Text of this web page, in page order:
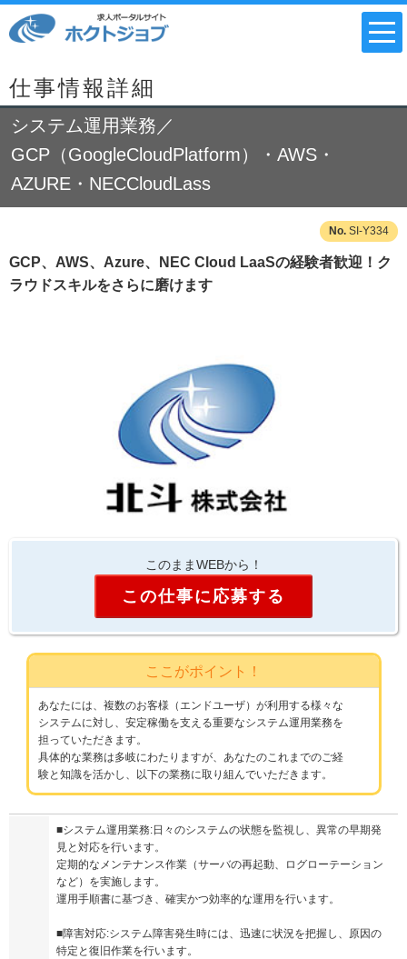
仕事情報詳細
システム運用業務／
GCP（GoogleCloudPlatform）・AWS・
AZURE・NECCloudLass
SI-Y334
GCP、AWS、Azure、NEC Cloud LaaSの経験者歓迎！ク
ラウドスキルをさらに磨けます
このままWEBから！
この仕事に応募する
ここがポイント！
あなたには、複数のお客様（エンドユーザ）が利用する様々な
システムに対し、安定稼働を支える重要なシステム運用業務を
担っていただきます。
具体的な業務は多岐にわたりますが、あなたのこれまでのご経
験と知識を活かし、以下の業務に取り組んでいただきます。
■システム運用業務:日々のシステムの状態を監視し、異常の早期発
見と対応を行います。
定期的なメンテナンス作業（サーバの再起動、ログローテーション
など）を実施します。
運用手順書に基づき、確実かつ効率的な運用を行います。
■障害対応:システム障害発生時には、迅速に状況を把握し、原因の
特定と復旧作業を行います。